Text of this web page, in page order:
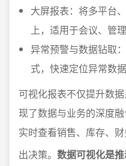
大屏报表：将多平台
上，适用于会议、管
异常预警与数据钻取
式，快速定位异常数
可视化报表不仅提升数
现了数据与业务的深度
实时查看销售、库存、
出决策。 数据可视化是